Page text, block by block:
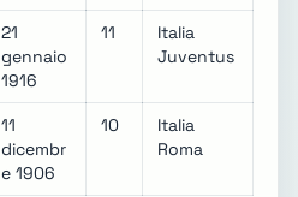
21
gennaio
1916
11
Italia
Juventus
11
dicembr
e 1906
10
Italia
Roma